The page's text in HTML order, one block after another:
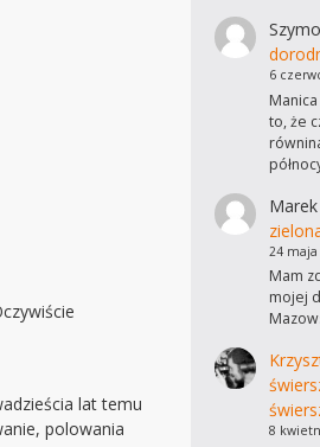
lat temu
polowania
6
to, że
Marek
24 maja
Mam
mojej
8